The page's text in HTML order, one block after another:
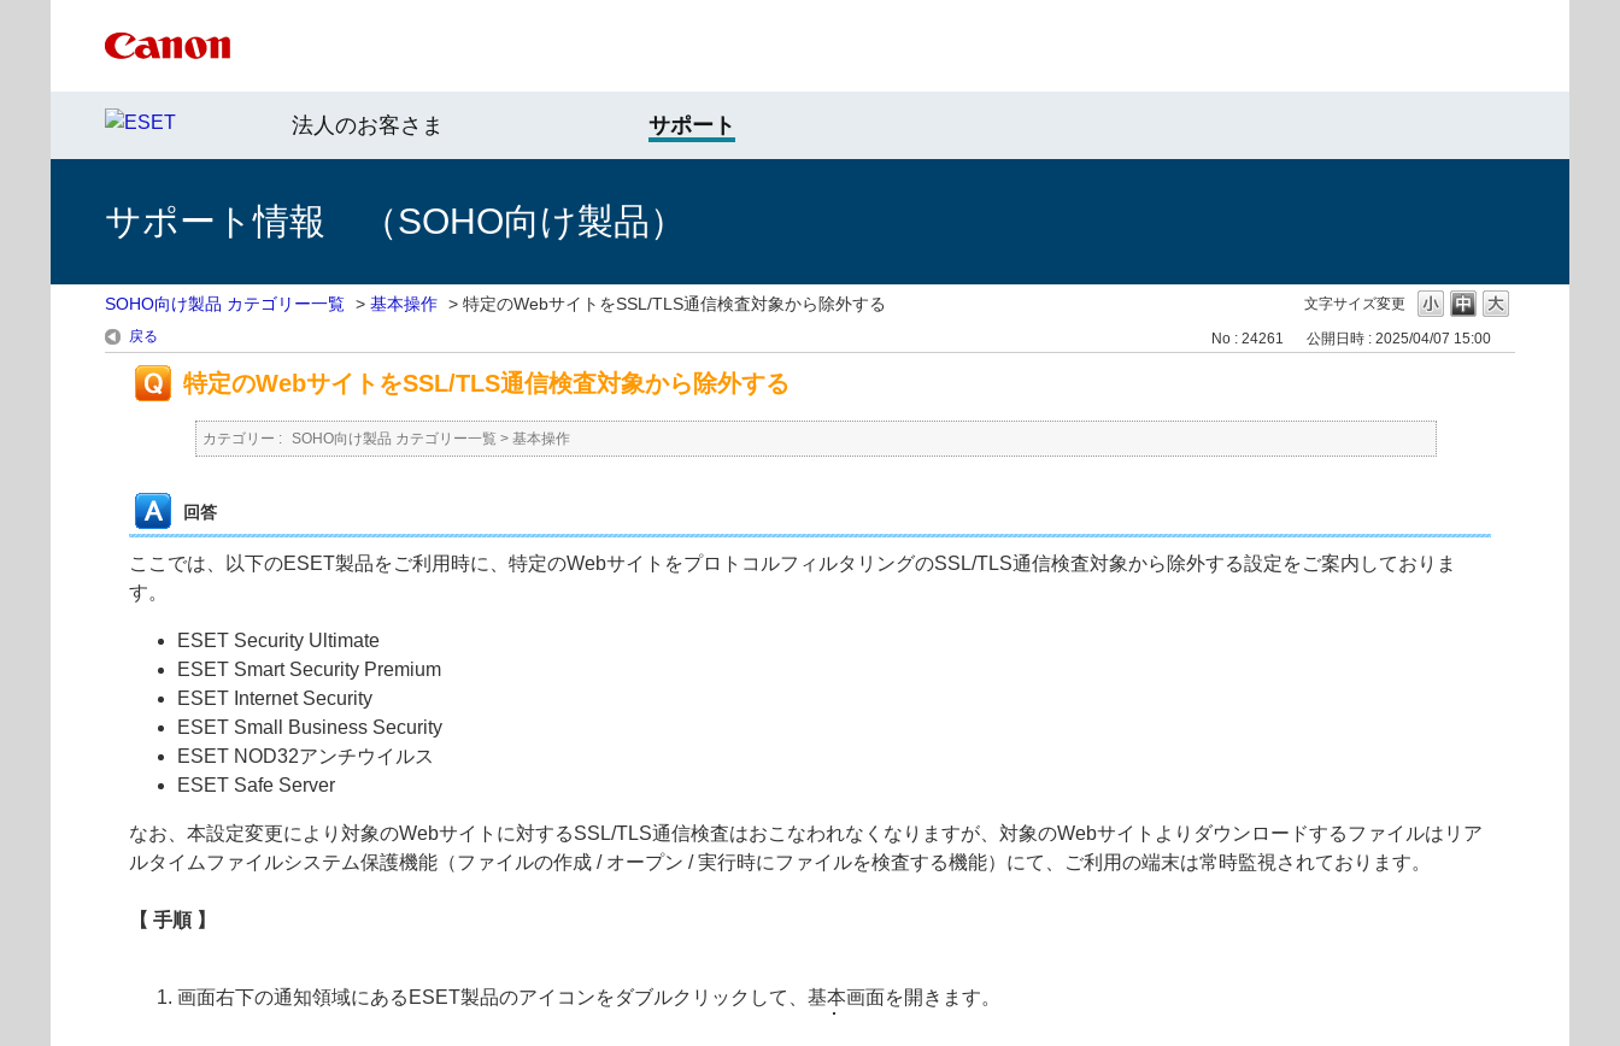
法人のお客さま サポート
サポート情報 （SOHO向け製品）
文字サイズ変更
SOHO向け製品 カテゴリー一覧 > 基本操作 > 特定のWebサイトをSSL/TLS通信検査対象から除外する
戻る No : 24261 公開日時 : 2025/04/07 15:00
特定のWebサイトをSSL/TLS通信検査対象から除外する
カテゴリー : SOHO向け製品 カテゴリー一覧 > 基本操作
回答
ここでは、以下のESET製品をご利用時に、特定のWebサイトをプロトコルフィルタリングのSSL/TLS通信検査対象から除外する設定をご案内しておりま
す。
ESET Security Ultimate
ESET Smart Security Premium
ESET Internet Security
ESET Small Business Security
ESET NOD32アンチウイルス
ESET Safe Server
なお、本設定変更により対象のWebサイトに対するSSL/TLS通信検査はおこなわれなくなりますが、対象のWebサイトよりダウンロードするファイルはリア
ルタイムファイルシステム保護機能（ファイルの作成 / オープン / 実行時にファイルを検査する機能）にて、ご利用の端末は常時監視されております。
【 手順 】
画面右下の通知領域にあるESET製品のアイコンをダブルクリックして、基本画面を開きます。